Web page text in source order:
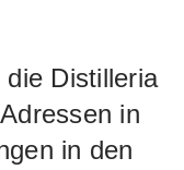
Distilleria
in
in den